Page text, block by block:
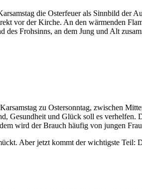
die Osterfeuer als Sinnbild der
vor der Kirche. An den wärmenden
des Frohsinns, an dem Jung und Alt
zu Ostersonntag, zwischen
Gesundheit und Glück soll es verhelfen.
wird der Brauch häufig von jungen
Aber jetzt kommt der wichtigste Teil: